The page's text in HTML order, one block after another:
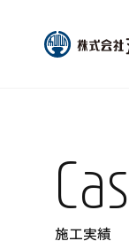
施工実績